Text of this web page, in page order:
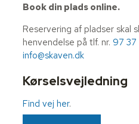
Book din plads online.
Reservering af pladser skal
henvendelse på tlf. nr. 97
info@skaven.dk
Kørselsvejledning
Find vej her.